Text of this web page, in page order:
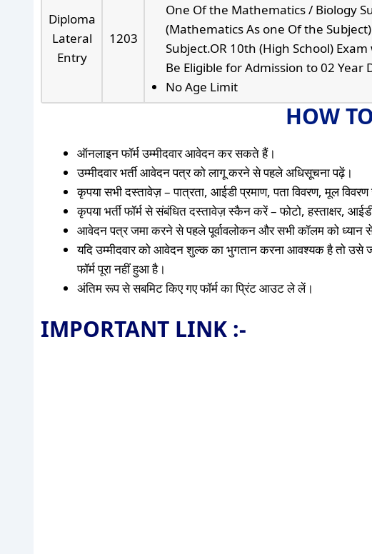
Diploma
Lateral
Entry
1203
One Of the Mathematics / Biology
(Mathematics As one Of the
Subject.OR 10th (High School)
Be Eligible for Admission to 02
No Age Limit
HOW
ऑनलाइन फॉर्म उम्मीदवार आवेदन कर सकते हैं।
उम्मीदवार भर्ती आवेदन पत्र को लागू करने से पहले अधिसूचना पढ़ें।
कृपया सभी दस्तावेज़ – पात्रता, आईडी प्रमाण, पता विवरण, मूल
कृपया भर्ती फॉर्म से संबंधित दस्तावेज़ स्कैन करें – फोटो, हस्ताक्षर,
आवेदन पत्र जमा करने से पहले पूर्वावलोकन और सभी कॉलम को ध्यान
यदि उम्मीदवार को आवेदन शुल्क का भुगतान करना आवश्यक है तो
फॉर्म पूरा नहीं हुआ है।
अंतिम रूप से सबमिट किए गए फॉर्म का प्रिंट आउट ले लें।
IMPORTANT LINK :-